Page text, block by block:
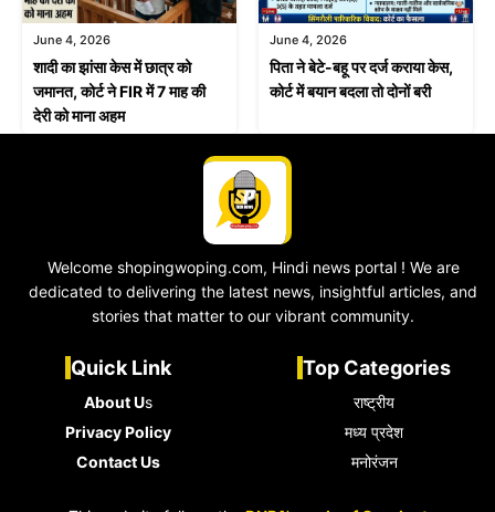
June 4, 2026
शादी का झांसा केस में छात्र को
जमानत, कोर्ट ने FIR में 7 माह की
देरी को माना अहम
June 4, 2026
पिता ने बेटे-बहू पर दर्ज कराया केस,
कोर्ट में बयान बदला तो दोनों बरी
Welcome shopingwoping.com, Hindi news portal ! We are
dedicated to delivering the latest news, insightful articles, and
stories that matter to our vibrant community.
Quick Link
About Us
Privacy Policy
Contact Us
Top Categories
राष्ट्रीय
मध्य प्रदेश
मनोरंजन